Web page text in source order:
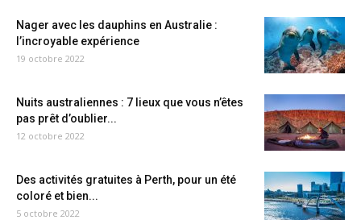
Nager avec les dauphins en Australie :
l’incroyable expérience
19 octobre 2022
Nuits australiennes : 7 lieux que vous n’êtes
pas prêt d’oublier...
12 octobre 2022
Des activités gratuites à Perth, pour un été
coloré et bien...
5 octobre 2022